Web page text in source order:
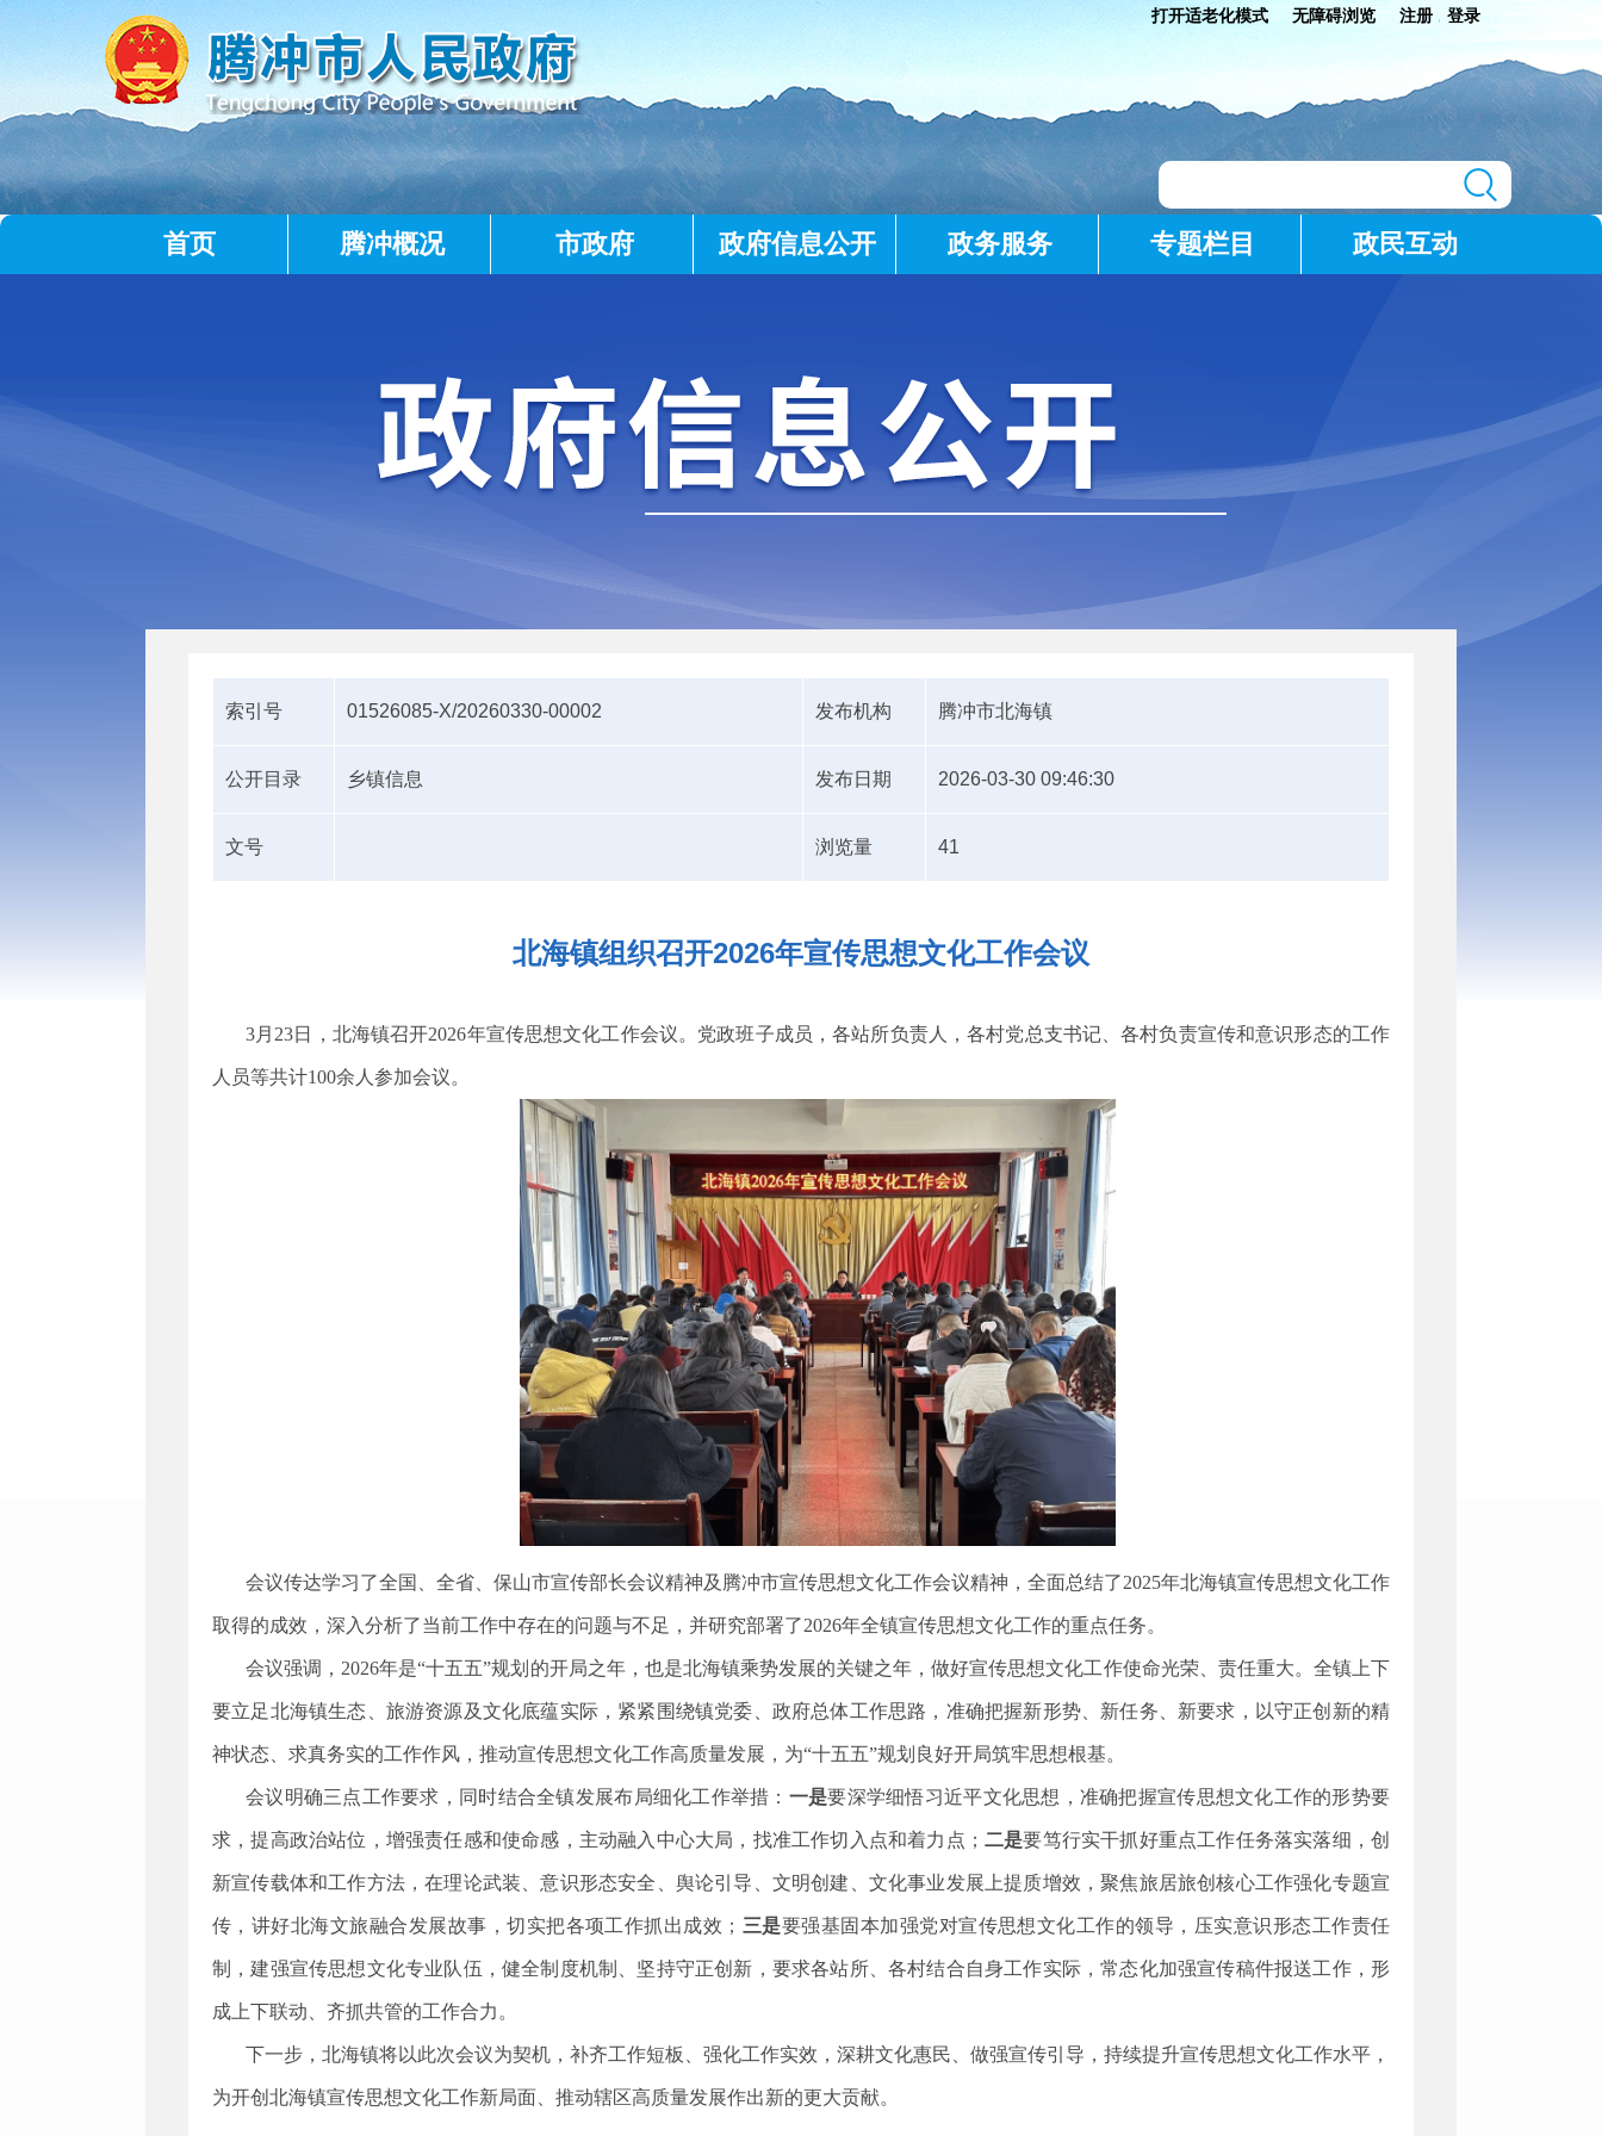
打开适老化模式 无障碍浏览 注册 登录
首页 腾冲概况 市政府 政府信息公开 政务服务 专题栏目 政民互动
索引号 01526085-X/20260330-00002 发布机构 腾冲市北海镇
公开目录 乡镇信息 发布日期 2026-03-30 09:46:30
文号 浏览量 41
北海镇组织召开2026年宣传思想文化工作会议
3月 23日，北海镇召开2026年宣传思想文化工作会议。党政班子成员，各站所负责人，各村党总支书记、各村负责宣传和意识形态的工作
人员等共计100余人参加会议。
会议传达学习了全国、全省、保山市宣传部长会议精神及腾冲市宣传思想文化工作会议精神，全面总结了2025年北海镇宣传思想文化工作
取得的成效，深入分析了当前工作中存在的问题与不足，并研究部署了2026年全镇宣传思想文化工作的重点任务。
会议强调， 2026年是“十五五”规划的开局之年，也是北海镇乘势发展的关键之年，做好宣传思想文化工作使命光荣、责任重大。全镇上下
要立足北海镇生态、旅游资源及文化底蕴实际，紧紧围绕镇党委、政府总体工作思路，准确把握新形势、新任务、新要求，以守正创新的精
神状态、求真务实的工作作风，推动宣传思想文化工作高质量发展，为“十五五”规划良好开局筑牢思想根基。
会议明确三点工作要求，同时结合全镇发展布局细化工作举措： 一是要深学细悟习近平文化思想，准确把握宣传思想文化工作的形势要
求，提高政治站位，增强责任感和使命感，主动融入中心大局，找准工作切入点和着力点； 二是要笃行实干抓好重点工作任务落实落细，创
新宣传载体和工作方法，在理论武装、意识形态安全、舆论引导、文明创建、文化事业发展上提质增效，聚焦旅居旅创核心工作强化专题宣
传，讲好北海文旅融合发展故事，切实把各项工作抓出成效； 三是要强基固本加强党对宣传思想文化工作的领导，压实意识形态工作责任
制，建强宣传思想文化专业队伍，健全制度机制、坚持守正创新，要求各站所、各村结合自身工作实际，常态化加强宣传稿件报送工作，形
成上下联动、齐抓共管的工作合力。
下一步，北海镇将以此次会议为契机，补齐工作短板、强化工作实效，深耕文化惠民、做强宣传引导，持续提升宣传思想文化工作水平，
为开创北海镇宣传思想文化工作新局面、推动辖区高质量发展作出新的更大贡献。